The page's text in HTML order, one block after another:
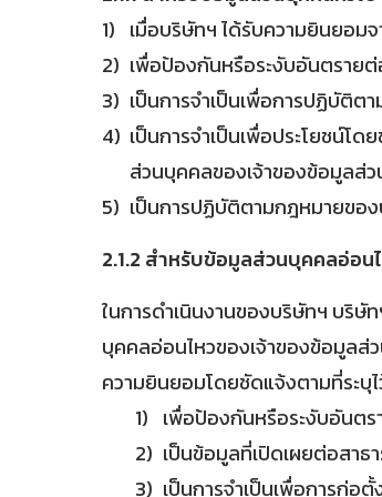
เมื่อบริษัทฯ ได้รับความยินยอ
เพื่อป้องกันหรือระงับอันตราย
เป็นการจำเป็นเพื่อการปฏิบัติ
เป็นการจำเป็นเพื่อประโยชน์
ส่วนบุคคลของเจ้าของข้อมูลส่
เป็นการปฏิบัติตามกฎหมายขอ
2.1.2 สำหรับข้อมูลส่วนบุคคลอ่อน
ในการดำเนินงานของบริษัทฯ บริ
บุคคลอ่อนไหวของเจ้าของข้อมูลส่
ความยินยอมโดยชัดแจ้งตามที่ระ
เพื่อป้องกันหรือระงับอันต
เป็นข้อมูลที่เปิดเผยต่อสา
เป็นการจำเป็นเพื่อการก่